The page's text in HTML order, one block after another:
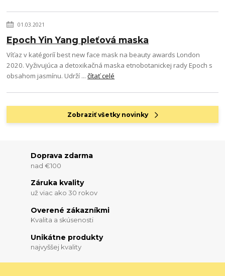
01.03.2021
Epoch Yin Yang pleťová maska
Víťaz v katégoríí best new face mask na beauty awards London
2020. Vyživujúca a detoxikačná maska etnobotanickej rady Epoch s
obsahom jasmínu. Udrží ...čítať celé
Zobraziť všetky novinky
Doprava zdarma
nad €100
Záruka kvality
už viac ako 30 rokov
Overené zákazníkmi
Kvalita a skúsenosti
Unikátne produkty
najvyššej kvality